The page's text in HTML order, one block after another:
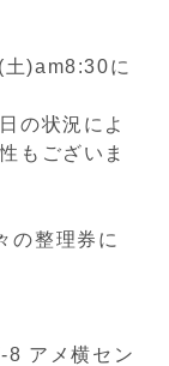
土)am8:30に
の状況によ
もございま
の整理券に
アメ横セン